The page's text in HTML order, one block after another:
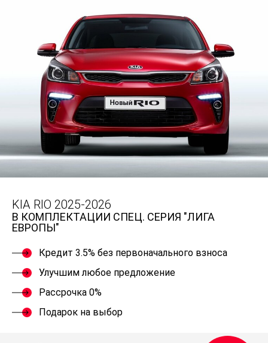
KIA RIO 2025-2026
В КОМПЛЕКТАЦИИ СПЕЦ. СЕРИЯ "ЛИГА
ЕВРОПЫ"
Кредит 3.5% без первоначального взноса
Улучшим любое предложение
Рассрочка 0%
Подарок на выбор